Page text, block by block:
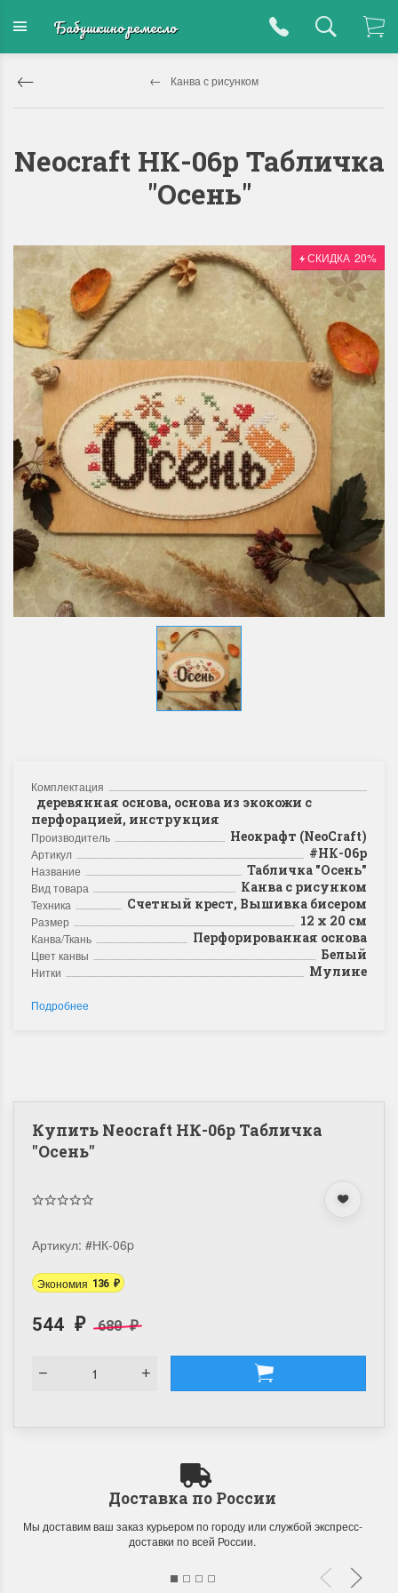
Бабушкино ремесло
Канва с рисунком
Neocraft НК-06p Табличка
"Осень"
СКИДКА 20%
Комплектация
деревянная основа, основа из экокожи с
перфорацией, инструкция
Производитель Неокрафт (NeoCraft)
Артикул #НК-06p
Название Табличка "Осень"
Вид товара Канва с рисунком
Техника Счетный крест, Вышивка бисером
Размер 12 х 20 см
Канва/Ткань Перфорированная основа
Цвет канвы Белый
Нитки Мулине
Подробнее
Купить Neocraft НК-06p Табличка
"Осень"
Артикул: #НК-06p
Экономия 136 ₽
544 ₽ 680₽
Доставка по России
Мы доставим ваш заказ курьером по городу или службой экспресс-
доставки по всей России.